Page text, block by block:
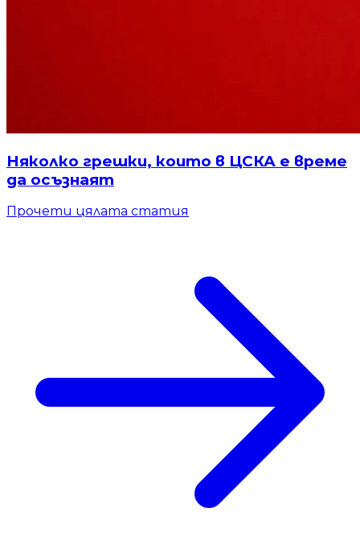
Няколко грешки, които в ЦСКА е време
да осъзнаят
Прочети цялата статия